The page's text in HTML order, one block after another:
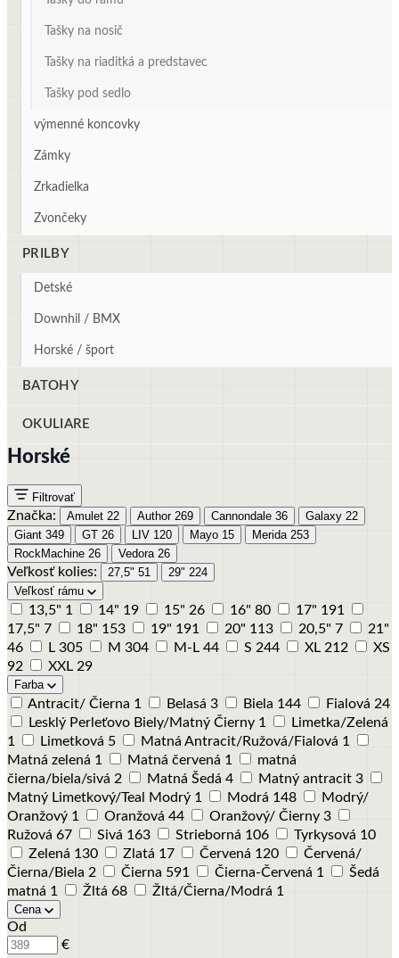
Tašky na nosič
Tašky na riaditká a predstavec
Tašky pod sedlo
výmenné koncovky
Zámky
Zrkadielka
Zvončeky
PRILBY
Detské
Downhil / BMX
Horské / šport
BATOHY
OKULIARE
Horské
Filtrovať
Značka: Amulet 22 Author 269 Cannondale 36 Galaxy 22
Giant 349 GT 26 LIV 120 Mayo 15 Merida 253
RockMachine 26 Vedora 26
Veľkosť kolies: 27,5" 51 29" 224
Veľkosť rámu
13,5" 1 14" 19 15" 26 16" 80 17" 191
17,5" 7 18" 153 19" 191 20" 113 20,5" 7
21"
46
L 305 M 304 M-L 44 S 244 XL 212
XS
92
XXL 29
Farba
Antracit/ Čierna 1 Belasá 3 Biela 144 Fialová 24
Lesklý Perleťovo Biely/Matný Čierny 1
Limetka/Zelená
1
Limetková 5 Matná Antracit/Ružová/Fialová 1
Matná zelená 1 Matná červená 1
matná
čierna/biela/sivá 2 Matná Šedá 4 Matný antracit 3
Matný Limetkový/Teal Modrý 1 Modrá 148
Modrý/
Oranžový 1 Oranžová 44 Oranžový/ Čierny 3
Ružová 67 Sivá 163 Strieborná 106 Tyrkysová 10
Zelená 130 Zlatá 17 Červená 120
Červená/
Čierna/Biela 2 Čierna 591 Čierna-Červená 1
Šedá
matná 1 Žltá 68 Žltá/Čierna/Modrá 1
Cena
Od
€